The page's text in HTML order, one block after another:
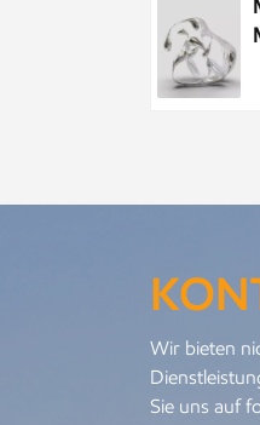
Wir bieten
Sie uns auf